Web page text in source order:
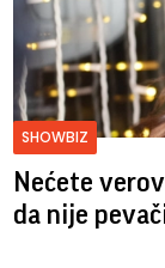
SHOWBIZ
Nećete
da nije